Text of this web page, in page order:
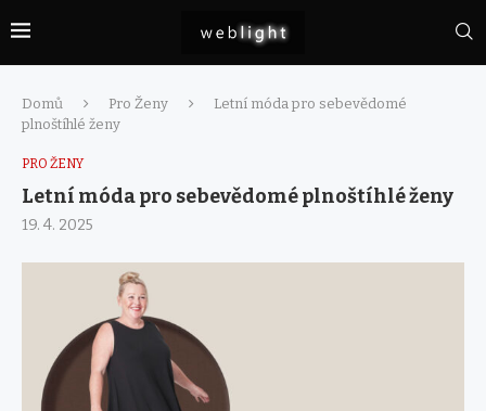
Domů Pro Ženy
Letní móda pro sebevědomé
plnoštíhlé ženy
PRO ŽENY
Letní móda pro sebevědomé plnoštíhlé ženy
19. 4. 2025